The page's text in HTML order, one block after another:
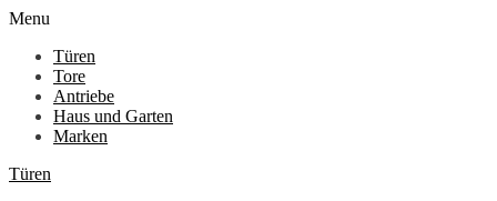
Menu
Türen
Tore
Antriebe
Haus und Garten
Marken
Türen